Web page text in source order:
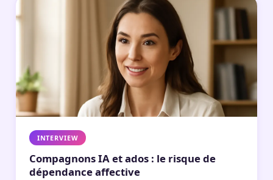
INTERVIEW
Compagnons IA et ados : le risque de
dépendance affective